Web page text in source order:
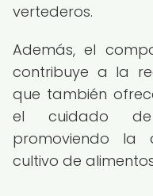
vertederos.
Además, el
contribuye a la
que también
el cuidado
promoviendo la
cultivo de